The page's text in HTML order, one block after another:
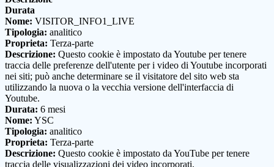
Durata
Nome: VISITOR_INFO1_LIVE
Tipologia: analitico
Proprieta: Terza-parte
Descrizione: Questo cookie è impostato da Youtube per tenere
traccia delle preferenze dell'utente per i video di Youtube incorporati
nei siti; può anche determinare se il visitatore del sito web sta
utilizzando la nuova o la vecchia versione dell'interfaccia di
Youtube.
Durata: 6 mesi
Nome: YSC
Tipologia: analitico
Proprieta: Terza-parte
Descrizione: Questo cookie è impostato da YouTube per tenere
traccia delle visualizzazioni dei video incorporati.